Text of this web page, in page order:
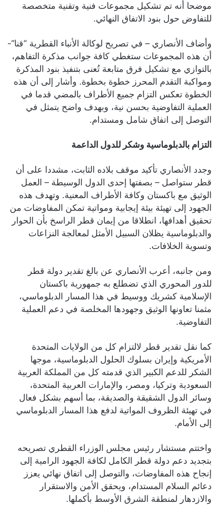
موضحا أنه تم تشكيل مجموعات فنية وتقنية متخصصة
للتفاوض حول بنود الاتفاق النهائي.
وأضاف الأنصاري – في تصريح لوكالة الأنباء القطرية “قنا”-
أن هذه المجموعات ستغطي كافة جوانب مذكرة التفاهم،
بالتوازي مع تشكيل فرق متابعة تُعنى بتنفيذ بنود المذكرة
ومواكبة التقدم المحرز خطوة بخطوة. وأشار إلى أن هذه
الخطوة تعكس التزام جميع الأطراف بالمضي قدما في
العملية التفاوضية بحسن نية، وبهدف واضح يتمثل في
التوصل إلى اتفاق شامل ومستدام.
التزام بالدبلوماسية وشكر للدول الداعمة
وجدد الأنصاري تأكيد موقف بلاده الثابت، مشددا على أن
قطر ستواصل – بصفتها إحدى الدول الوسيطة – العمل
الوثيق مع باكستان وكافة الأطراف المعنية. وتهدف هذه
الجهود إلى تهيئة بيئة إيجابية ومواتية تمكن المفاوضات من
تحقيق أهدافها، انطلاقا من إيمان قطر الراسخ بأن الحوار
والدبلوماسية يظلان السبيل الأمثل لمعالجة النزاعات
وتسوية الخلافات.
ومن جانبه، أعرب الأنصاري عن بالغ تقدير دولة قطر
للدور المحوري الذي تضطلع به جمهورية باكستان
الإسلامية كشريك ووسيط في هذا المسار الدبلوماسي،
مثمنا تعاونها الوثيق وجهودها المخلصة في دعم العملية
التفاوضية.
كما نقل تقدير قطر لالتزام كل من الولايات المتحدة
الأمريكية وإيران بسلوك الحلول الدبلوماسية، موجها
الشكر للدعم الكبير الذي قدمته كل من المملكة العربية
السعودية وتركيا، ومصر، والإمارات العربية المتحدة،
وسائر الدول الشقيقة والصديقة، بما أسهم بشكل فعال
في تهيئة الظروف المواتية لدفع هذا المسار الدبلوماسي
إلى الأمام.
واختتم مستشار رئيس مجلس الوزراء القطري تصريحه
بتجديد دعم دولة قطر الكامل لكافة الجهود الرامية إلى
إنجاح هذه المفاوضات، والتوصل إلى اتفاق نهائي يعزز
دعائم السلام المستدام، ويحقق الأمن والاستقرار
والازدهار لمنطقة الشرق الأوسط بأكملها.